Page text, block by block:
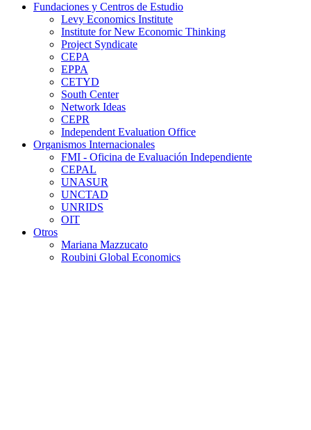
Fundaciones y Centros de Estudio
Levy Economics Institute
Institute for New Economic Thinking
Project Syndicate
CEPA
EPPA
CETYD
South Center
Network Ideas
CEPR
Independent Evaluation Office
Organismos Internacionales
FMI - Oficina de Evaluación Independiente
CEPAL
UNASUR
UNCTAD
UNRIDS
OIT
Otros
Mariana Mazzucato
Roubini Global Economics